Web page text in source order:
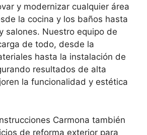
y modernizar cualquier área
la cocina y los baños hasta
salones. Nuestro equipo de
de todo, desde la
hasta la instalación de
resultados de alta
la funcionalidad y estética
Carmona también
de reforma exterior para